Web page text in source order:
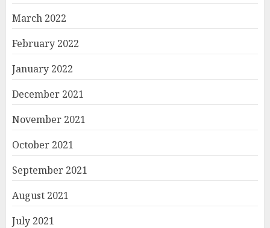
March 2022
February 2022
January 2022
December 2021
November 2021
October 2021
September 2021
August 2021
July 2021